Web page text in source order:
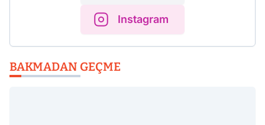
Instagram
BAKMADAN GEÇME